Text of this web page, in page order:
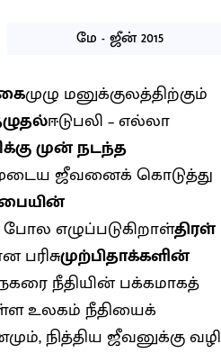
மே - ஜீன் 2015
முழு மனுக்குலத்திற்கும்
ஈடுபலி – எல்லா
முன் நடந்த
ஜீவனைக் கொடுத்து
எழுப்படுகிறாள்திரள்
பரிசுமுற்பிதாக்களின்
நீதியின் பக்கமாகத்
உலகம் நீதியைக்
நித்திய ஜீவனுக்கு வழி